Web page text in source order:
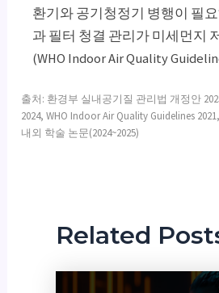
환기와 공기청정기 병행이 필
과 필터 청결 관리가 미세먼지
(WHO Indoor Air Quality
출처: 환경부 실내공기질 관리법 개정안
2024, WHO Indoor Air Quality Guidelines
내외 학술 논문(2024~2025)
Related